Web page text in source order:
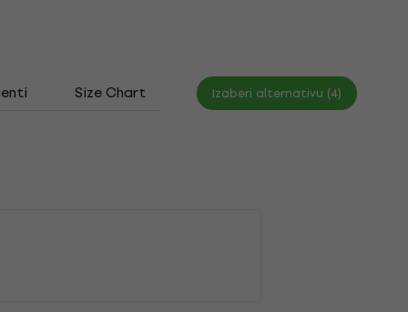
Size Chart Izaberi alternativu (4)